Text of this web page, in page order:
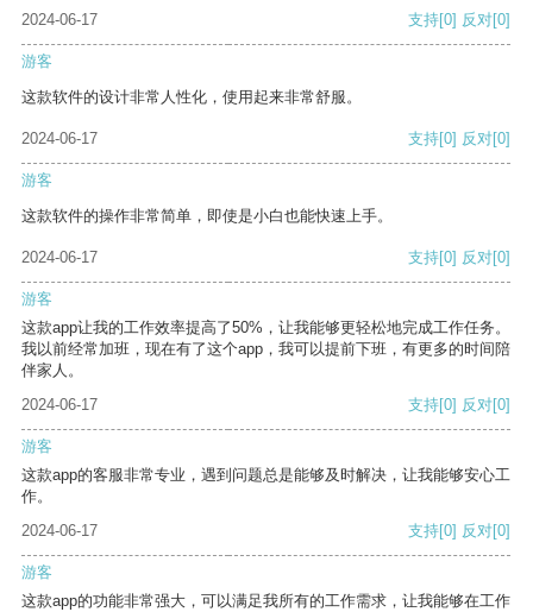
2024-06-17 支持[0] 反对[0]
游客
这款软件的设计非常人性化，使用起来非常舒服。
2024-06-17 支持[0] 反对[0]
游客
这款软件的操作非常简单，即使是小白也能快速上手。
2024-06-17 支持[0] 反对[0]
游客
这款app让我的工作效率提高了50%，让我能够更轻松地完成工作任务。
我以前经常加班，现在有了这个app，我可以提前下班，有更多的时间陪
伴家人。
2024-06-17
支持[0] 反对[0]
游客
这款app的客服非常专业，遇到问题总是能够及时解决，让我能够安心工
作。
2024-06-17
支持[0] 反对[0]
游客
这款app的功能非常强大，可以满足我所有的工作需求，让我能够在工作